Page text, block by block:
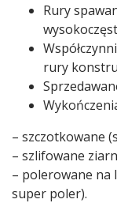
Rury
rury
– szczotkowane
– szlifowane
– polerowane na
super poler).